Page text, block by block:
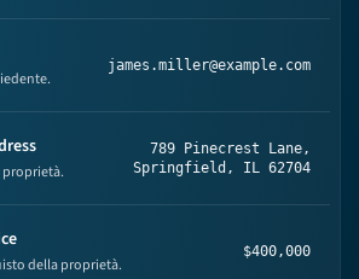
james.miller@example.com
789 Pinecrest Lane,
Springfield, IL 62704
della proprietà.
$400,000